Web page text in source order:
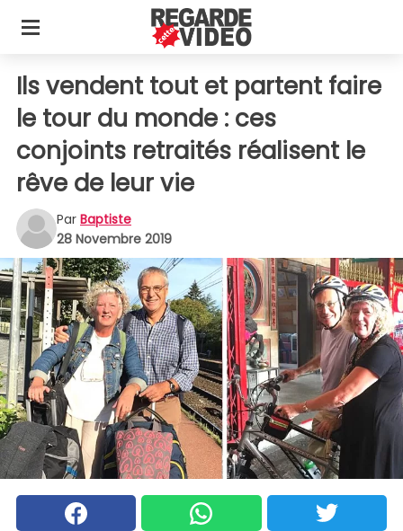
Ils vendent tout et partent faire
le tour du monde : ces
conjoints retraités réalisent le
rêve de leur vie
Par Baptiste
28 Novembre 2019